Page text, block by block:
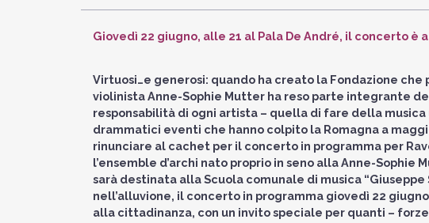
Giovedì 22 giugno, alle 21 al Pala De André, il concerto è
Virtuosi…e generosi: quando ha creato la Fondazione
violinista Anne-Sophie Mutter ha reso parte integrante
responsabilità di ogni artista – quella di fare della
drammatici eventi che hanno colpito la Romagna a
rinunciare al cachet per il concerto in programma per
l’ensemble d’archi nato proprio in seno alla Anne-
sarà destinata alla Scuola comunale di musica
nell’alluvione, il concerto in programma giovedì 22
alla cittadinanza, con un invito speciale per quanti –